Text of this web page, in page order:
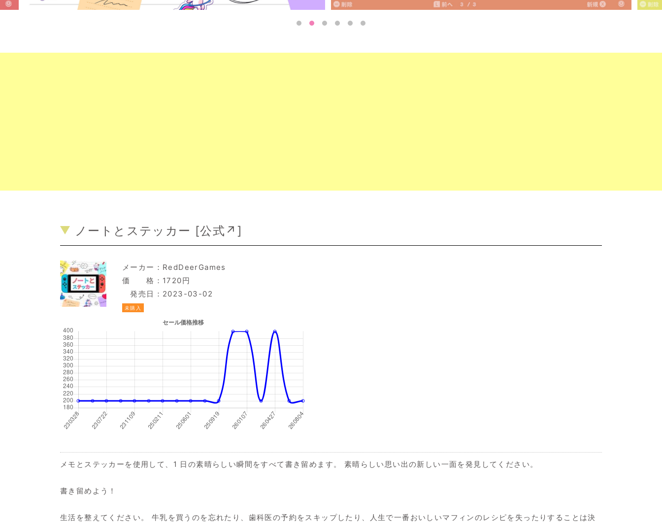
ノートとステッカー [公式↗ ]
メーカー： RedDeerGames
価 格：1720円
発売日：2023-03-02
未購入
メモとステッカーを使用して、1 日の素晴らしい瞬間をすべて書き留めます。 素晴らしい思い出の新しい一面を発見してください。
書き留めよう！
生活を整えてください。 牛乳を買うのを忘れたり、歯科医の予約をスキップしたり、人生で一番おいしいマフィンのレシピを失ったりすることは決